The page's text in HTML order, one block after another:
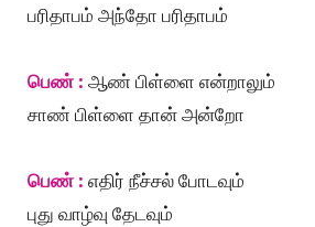
பரிதாபம் அந்தோ பரிதாபம்
பெண் : ஆண் பிள்ளை என்றாலும்
சாண் பிள்ளை தான் அன்றோ
பெண் : எதிர் நீச்சல் போடவும்
புது வாழ்வு தேடவும்